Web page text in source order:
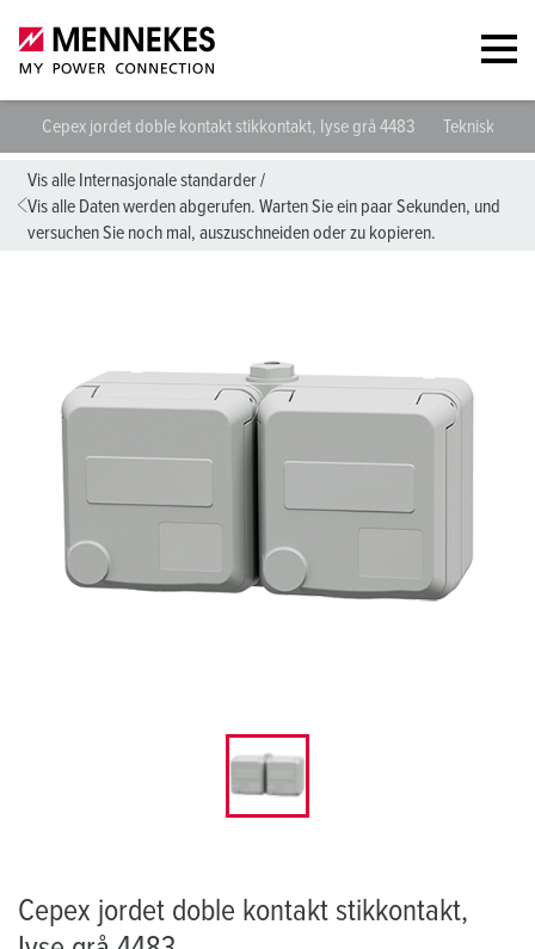
Cepex jordet doble kontakt stikkontakt, Iyse grå 4483 Tekniske
Vis alle Internasjonale standarder/
Vis alle Daten werden abgerufen. Warten Sie ein paar Sekunden, und
versuchen Sie noch mal, auszuschneiden oder zu kopieren.
Cepex jordet doble kontakt stikkontakt,